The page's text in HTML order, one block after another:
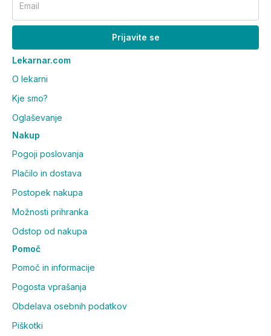
Email
Prijavite se
Lekarnar.com
O lekarni
Kje smo?
Oglaševanje
Nakup
Pogoji poslovanja
Plačilo in dostava
Postopek nakupa
Možnosti prihranka
Odstop od nakupa
Pomoč
Pomoč in informacije
Pogosta vprašanja
Obdelava osebnih podatkov
Piškotki